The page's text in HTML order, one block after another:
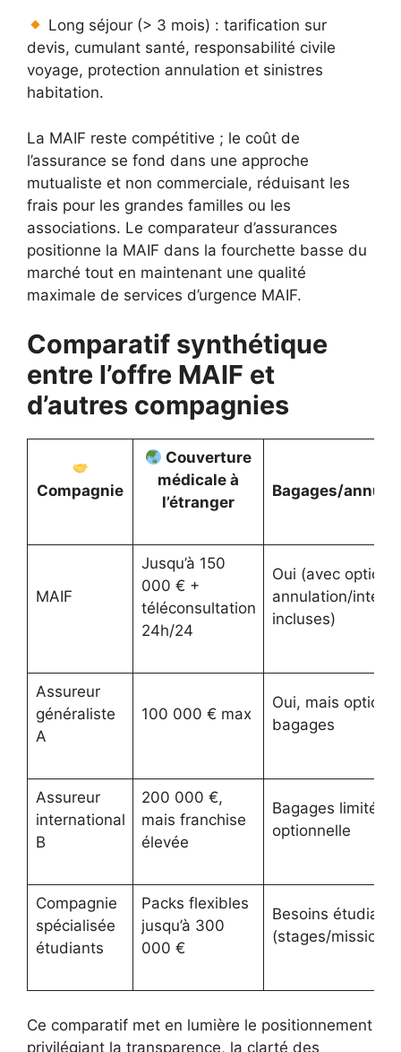
Long séjour (> 3 mois) : tarification sur
devis, cumulant santé, responsabilité civile
voyage, protection annulation et sinistres
habitation.
La MAIF reste compétitive ; le coût de
l’assurance se fond dans une approche
mutualiste et non commerciale, réduisant les
frais pour les grandes familles ou les
associations. Le comparateur d’assurances
positionne la MAIF dans la fourchette basse du
marché tout en maintenant une qualité
maximale de services d’urgence MAIF.
Comparatif synthétique
entre l’offre MAIF et
d’autres compagnies
Compagnie
Couverture
médicale à
l’étranger
Bagages/
MAIF
Jusqu’à 150
000 € +
téléconsultation
24h/24
Oui (avec options
annulation/
incluses)
Assureur
généraliste
A
100 000 € max
Oui, mais
bagages
Assureur
international
B
200 000 €,
mais franchise
élevée
Bagages limités,
optionnelle
Compagnie
spécialisée
étudiants
Packs flexibles
jusqu’à 300
000 €
Besoins étudiants
(stages/missions)
Ce comparatif met en lumière le positionnement
privilégiant la transparence, la clarté des